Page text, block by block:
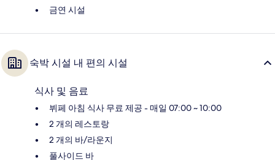
금연 시설
숙박 시설 내 편의 시설
식사 및 음료
뷔페 아침 식사 무료 제공 - 매일 07:00 ~ 10:00
2 개의 레스토랑
2 개의 바/라운지
풀사이드 바